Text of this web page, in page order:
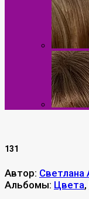
131
Автор: Светлана
Альбомы: Цвета,